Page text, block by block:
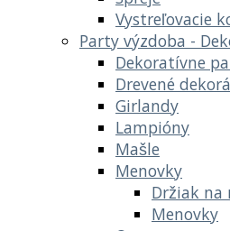
Vystreľovacie
Party výzdoba -
Dekoratívne
Drevené
Girlandy
Lampióny
Mašle
Menovky
Držiak na
Menovky